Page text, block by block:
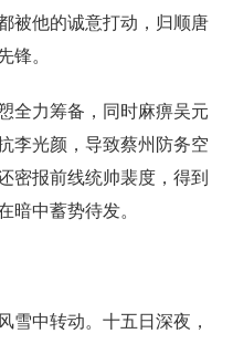
被他的诚意打动，归顺唐
锋。
全力筹备，同时麻痹吴元
李光颜，导致蔡州防务空
密报前线统帅裴度，得到
暗中蓄势待发。
雪中转动。十五日深夜，